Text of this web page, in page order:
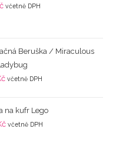
včetně DPH
Beruška / Miraculous
včetně DPH
na kufr Lego
včetně DPH